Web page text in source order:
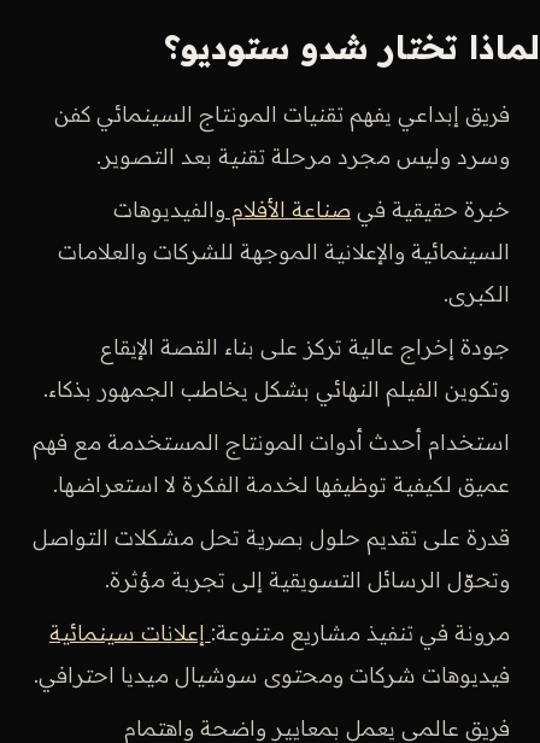
لماذا تختار شدو ستوديو؟
فريق إبداعي يفهم تقنيات المونتاج السينمائي كفن
وسرد وليس مجرد مرحلة تقنية بعد التصوير.
خبرة حقيقية في صناعة الأفلام والفيديوهات
السينمائية والإعلانية الموجهة للشركات والعلامات
الكبرى.
جودة إخراج عالية تركز على بناء القصة الإيقاع
وتكوين الفيلم النهائي بشكل يخاطب الجمهور بذكاء.
استخدام أحدث أدوات المونتاج المستخدمة مع فهم
عميق لكيفية توظيفها لخدمة الفكرة لا استعراضها.
قدرة على تقديم حلول بصرية تحل مشكلات التواصل
وتحوّل الرسائل التسويقية إلى تجربة مؤثرة.
مرونة في تنفيذ مشاريع متنوعة: إعلانات سينمائية
فيديوهات شركات ومحتوى سوشيال ميديا احترافي.
فريق عالمي يعمل بمعايير واضحة واهتمام